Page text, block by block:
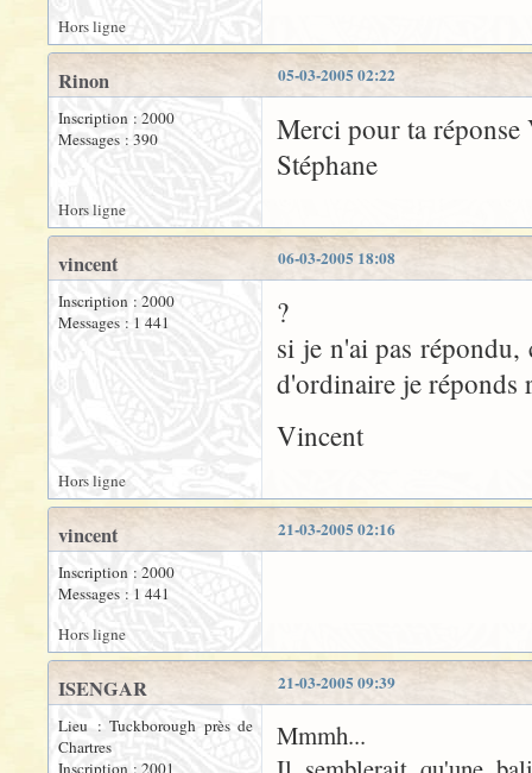
Hors ligne
05-03-2005 02:22
Rinon
Inscription : 2000
Messages : 390
Merci pour ta réponse
Stéphane
Hors ligne
06-03-2005 18:08
vincent
Inscription : 2000
Messages : 1 441
?
si je n'ai pas répondu,
d'ordinaire je réponds
Vincent
Hors ligne
21-03-2005 02:16
vincent
Inscription : 2000
Messages : 1 441
Hors ligne
21-03-2005 09:39
ISENGAR
Lieu : Tuckborough près de
Chartres
Inscription : 2001
Mmmh...